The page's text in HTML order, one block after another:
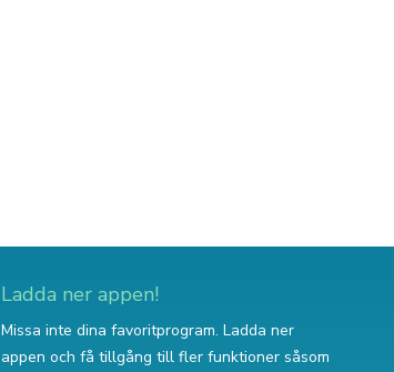
Ladda ner appen!
Missa inte dina favoritprogram. Ladda ner
appen och få tillgång till fler funktioner såsom